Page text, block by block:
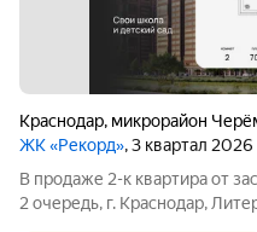
Краснодар, микрорайон
ЖК «Рекорд», 3 квартал 2026
В продаже 2-к квартира от
2 очередь, г. Краснодар,